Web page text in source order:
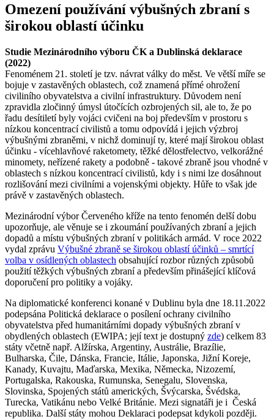
Omezení používání výbušných zbraní s
širokou oblastí účinku
Studie Mezinárodního výboru ČK a Dublinská deklarace
(2022)
Fenoménem 21. století je tzv. návrat války do měst. Ve větší míře se
bojuje v zastavěných oblastech, což znamená přímé ohrožení
civiliního obyvatelstva a civilní infrastruktury. Důvodem není
zpravidla zločinný úmysl útočících ozbrojených sil, ale to, že po
řadu desítiletí byly vojáci cvičeni na boj především v prostoru s
nízkou koncentrací civilistů a tomu odpovídá i jejich výzbroj
výbušnými zbraněmi, v nichž dominují ty, které mají širokou oblast
účinku - vícehlavňové raketomety, těžké dělostřelectvo, velkorážné
minomety, neřízené rakety a podobně - takové zbraně jsou vhodné v
oblastech s nízkou koncentrací civilistů, kdy i s nimi lze dosáhnout
rozlišování mezi civilními a vojenskými objekty. Hůře to však jde
právě v zastavěných oblastech.
Mezinárodní výbor Červeného kříže na tento fenomén delší dobu
upozorňuje, ale věnuje se i zkoumání používaných zbraní a jejich
dopadů a místu výbušných zbraní v politikách armád. V roce 2022
vydal zprávu Výbušné zbraně se širokou oblastí účinků – smrtící
volba v osídlených oblastech obsahující rozbor různých způsobů
použití těžkých výbušných zbraní a především přinášející klíčová
doporučení pro politiky a vojáky.
Na diplomatické konferenci konané v Dublinu byla dne 18.11.2022
podepsána Politická deklarace o posílení ochrany civilního
obyvatelstva před humanitárními dopady výbušných zbraní v
obydlených oblastech (EWIPA; její text je dostupný zde) celkem 83
státy včetně např. Alžírska, Argentiny, Austrálie, Brazílie,
Bulharska, Čile, Dánska, Francie, Itálie, Japonska, Jižní Koreje,
Kanady, Kuvajtu, Maďarska, Mexika, Německa, Nizozemí,
Portugalska, Rakouska, Rumunska, Senegalu, Slovenska,
Slovinska, Spojených států amerických, Švýcarska, Švédska,
Turecka, Vatikánu nebo Velké Británie. Mezi signatáři je i Česká
republika. Další státy mohou Deklaraci podepsat kdykoli později.